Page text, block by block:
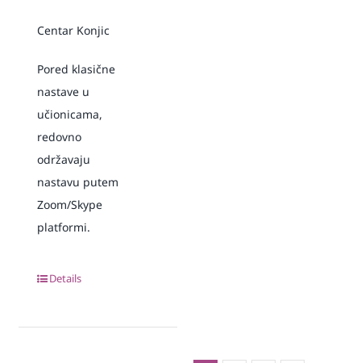
Centar Konjic
Pored klasične
nastave u
učionicama,
redovno
održavaju
nastavu putem
Zoom/Skype
platformi.
Details